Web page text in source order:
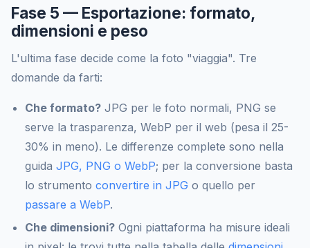
Fase 5 — Esportazione: formato,
dimensioni e peso
L'ultima fase decide come la foto "viaggia". Tre
domande da farti:
Che formato? JPG per le foto normali, PNG se
serve la trasparenza, WebP per il web (pesa il 25-
30% in meno). Le differenze complete sono nella
guida JPG, PNG o WebP; per la conversione basta
lo strumento convertire in JPG o quello per
passare a WebP.
Che dimensioni? Ogni piattaforma ha misure ideali